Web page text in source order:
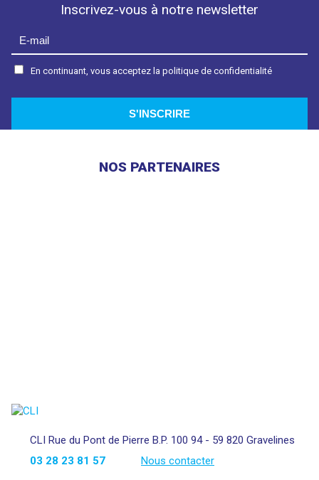
Inscrivez-vous à notre newsletter
En continuant, vous acceptez la politique de confidentialité
NOS PARTENAIRES
CLI Rue du Pont de Pierre B.P. 100 94 - 59 820 Gravelines
03 28 23 81 57
Nous contacter